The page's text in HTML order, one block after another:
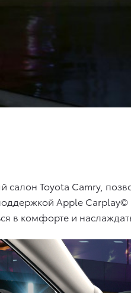
салон Toyota Camry,
Apple Carplay©
в комфорте и